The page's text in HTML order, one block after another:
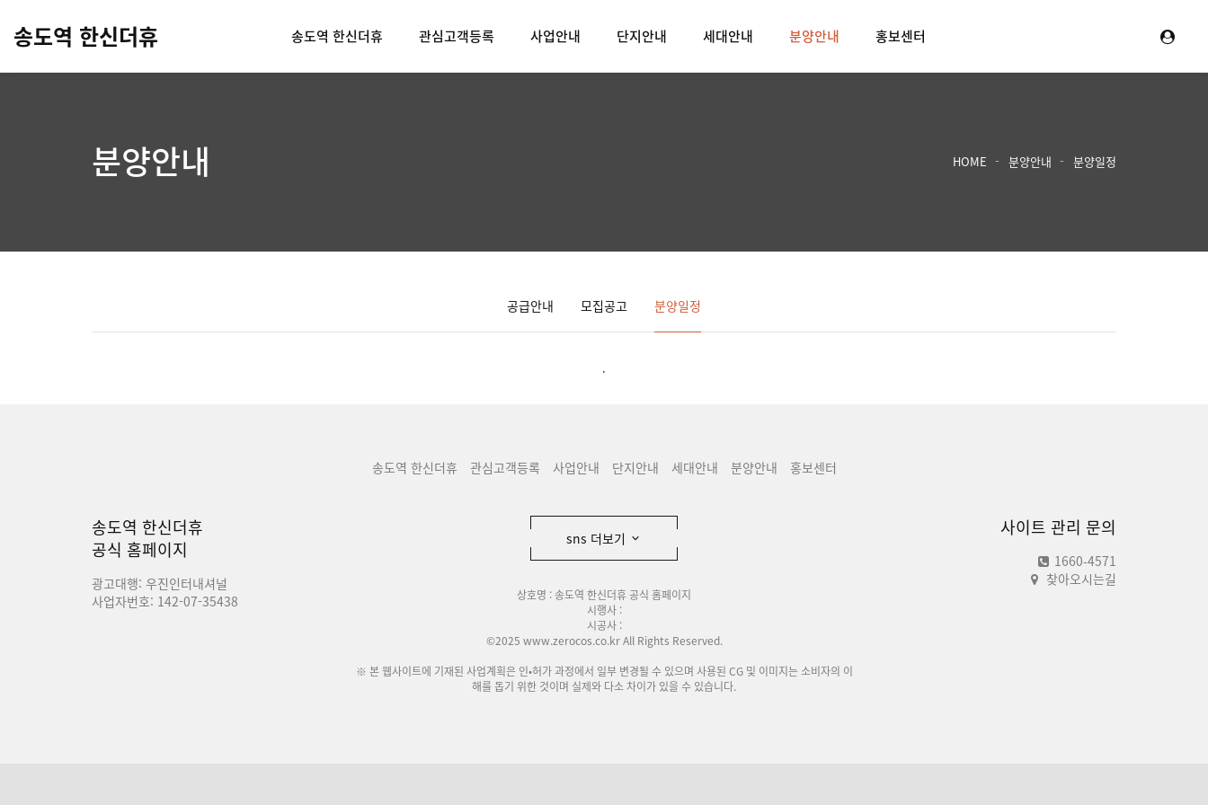
송도역 한신더휴 송도역 한신더휴 관심고객등록 사업안내 단지안내 세대안내 분양안내 홍보센터
분양안내 HOME 분양안내 분양일정
공급안내 모집공고 분양일정
.
송도역 한신더휴 관심고객등록 사업안내 단지안내 세대안내 분양안내 홍보센터
송도역 한신더휴
공식 홈페이지
광고대행: 우진인터내셔널
사업자번호: 142-07-35438
사이트 관리 문의
1660-4571
찾아오시는길
sns 더보기
상호명 : 송도역 한신더휴 공식 홈페이지
시행사 :
시공사 :
©2025 www.zerocos.co.kr All Rights Reserved.
※ 본 웹사이트에 기재된 사업계획은 인•허가 과정에서 일부 변경될 수 있으며 사용된 CG 및 이미지는 소비자의 이
해를 돕기 위한 것이며 실제와 다소 차이가 있을 수 있습니다.